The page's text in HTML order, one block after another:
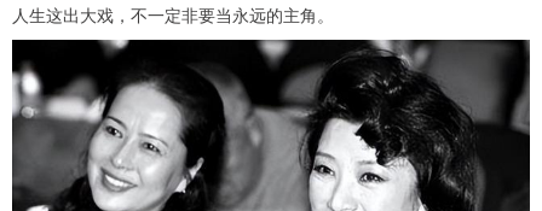
人生这出大戏，不一定非要当永远的主角。